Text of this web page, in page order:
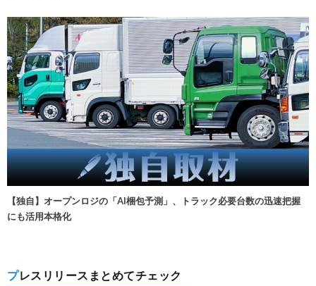
【独自】オープンロジの「AI梱包予測」、トラック必要台数の迅速把握
にも活用本格化
プレスリリースまとめてチェック